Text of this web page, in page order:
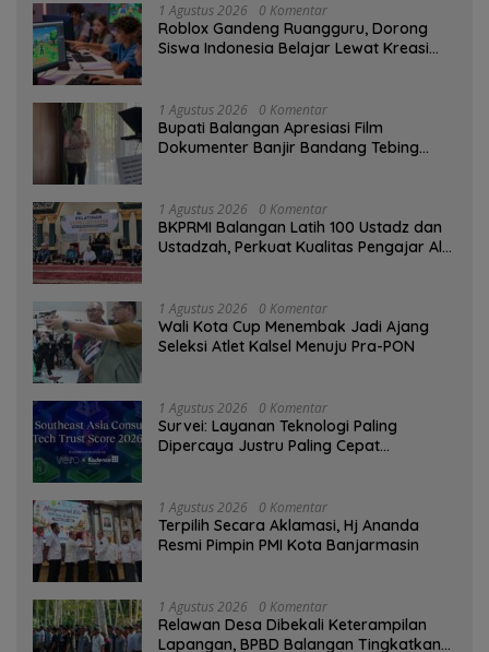
1 Agustus 2026 0 Komentar
Roblox Gandeng Ruangguru, Dorong
Siswa Indonesia Belajar Lewat Kreasi
1 Agustus 2026 0 Komentar
Bupati Balangan Apresiasi Film
Dokumenter Banjir Bandang Tebing
1 Agustus 2026 0 Komentar
BKPRMI Balangan Latih 100 Ustadz dan
Ustadzah, Perkuat Kualitas Pengajar Al-
1 Agustus 2026 0 Komentar
Wali Kota Cup Menembak Jadi Ajang
Seleksi Atlet Kalsel Menuju Pra-PON
1 Agustus 2026 0 Komentar
Survei: Layanan Teknologi Paling
Dipercaya Justru Paling Cepat
1 Agustus 2026 0 Komentar
‎Terpilih Secara Aklamasi, Hj Ananda
Resmi Pimpin PMI Kota Banjarmasin
1 Agustus 2026 0 Komentar
Relawan Desa Dibekali Keterampilan
Lapangan, BPBD Balangan Tingkatkan